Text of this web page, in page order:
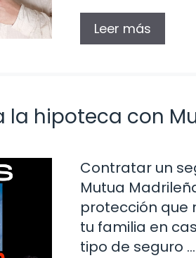
Leer más
la hipoteca con
Contratar un
Mutua
protección que
tu familia en
tipo de seguro …